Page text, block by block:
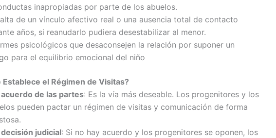
inapropiadas por parte de los abuelos.
de un vínculo afectivo real o una ausencia total de contacto
años, si reanudarlo pudiera desestabilizar al menor.
psicológicos que desaconsejen la relación por suponer un
para el equilibrio emocional del niño
Establece el Régimen de Visitas?
acuerdo de las partes: Es la vía más deseable. Los progenitores y los
pueden pactar un régimen de visitas y comunicación de forma
decisión judicial: Si no hay acuerdo y los progenitores se oponen, los